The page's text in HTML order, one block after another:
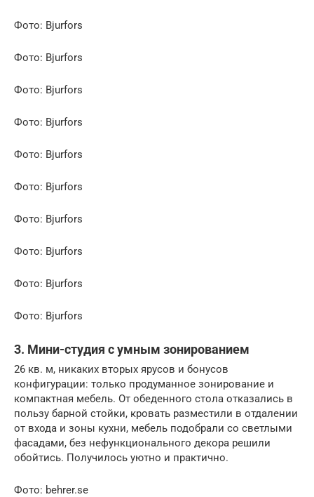
Фото: Bjurfors
Фото: Bjurfors
Фото: Bjurfors
Фото: Bjurfors
Фото: Bjurfors
Фото: Bjurfors
Фото: Bjurfors
Фото: Bjurfors
Фото: Bjurfors
Фото: Bjurfors
3. Мини-студия с умным зонированием
26 кв. м, никаких вторых ярусов и бонусов
конфигурации: только продуманное зонирование и
компактная мебель. От обеденного стола отказались в
пользу барной стойки, кровать разместили в отдалении
от входа и зоны кухни, мебель подобрали со светлыми
фасадами, без нефункционального декора решили
обойтись. Получилось уютно и практично.
Фото: behrer.se